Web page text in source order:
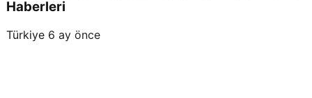
Haberleri
Türkiye 6 ay önce